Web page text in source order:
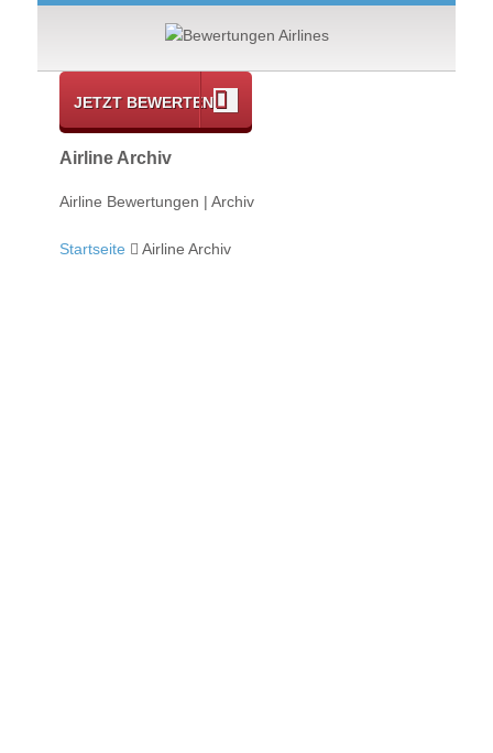
JETZT BEWERTEN
Airline Archiv
Airline Bewertungen | Archiv
Startseite Airline Archiv